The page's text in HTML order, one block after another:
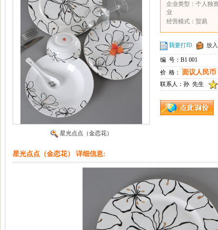
星光点点（金恋花）
企业类型：个人独
业
经营模式：贸易
我要打印 放
编 号：B1 001
价 格： 面议人民币
联系人：孙 先生
星光点点（金恋花） 详细信息: